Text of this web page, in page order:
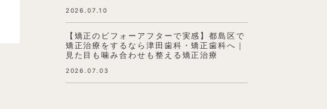
2026.07.10
【矯正のビフォーアフターで実感】都島区で
矯正治療をするなら津田歯科・矯正歯科へ｜
見た目も噛み合わせも整える矯正治療
2026.07.03